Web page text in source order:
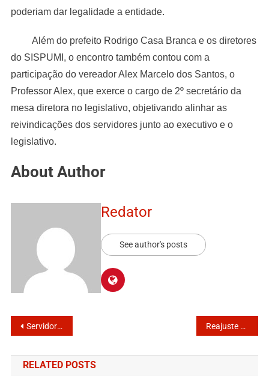
poderiam dar legalidade a entidade.
Além do prefeito Rodrigo Casa Branca e os diretores
do SISPUMI, o encontro também contou com a
participação do vereador Alex Marcelo dos Santos, o
Professor Alex, que exerce o cargo de 2º secretário da
mesa diretora no legislativo, objetivando alinhar as
reivindicações dos servidores junto ao executivo e o
legislativo.
About Author
Redator
See author's posts
Servidores conquistam 9,24% de reajuste salarial Reajuste do piso salarial dos agentes comunitário é aprovado pelo senado
RELATED POSTS